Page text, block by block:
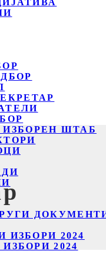
ШТАБ
ИЗБОРИ 2024
2024